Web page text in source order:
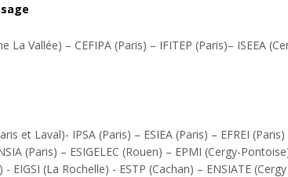
La Vallée) – CEFIPA (Paris) – IFITEP (Paris)– ISEEA
et Laval)- IPSA (Paris) – ESIEA (Paris) – EFREI
(Paris) – ESIGELEC (Rouen) – EPMI (Cergy-
EIGSI (La Rochelle) - ESTP (Cachan) – ENSIATE